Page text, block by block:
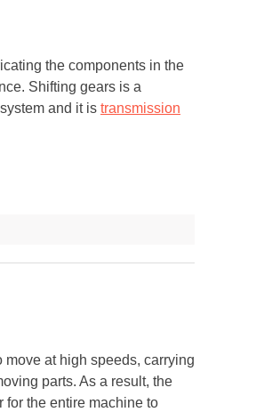
the components in the
Shifting gears is a
and it is transmission
at high speeds, carrying
parts. As a result, the
for the entire machine to